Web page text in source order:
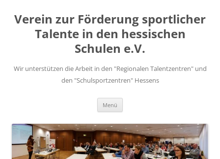
springen
Verein zur Förderung sportlicher
Talente in den hessischen
Schulen e.V.
Wir unterstützen die Arbeit in den "Regionalen Talentzentren" und
den "Schulsportzentren" Hessens
Menü